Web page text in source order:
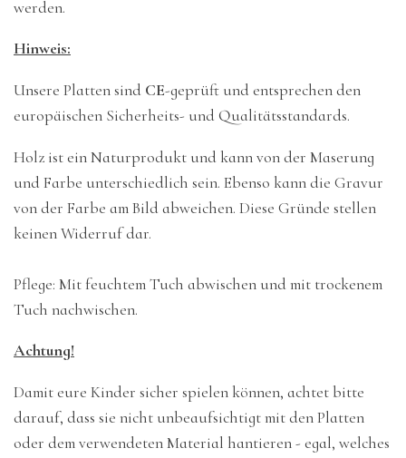
werden.
Hinweis:
Unsere Platten sind CE-geprüft und entsprechen den
europäischen Sicherheits- und Qualitätsstandards.
Holz ist ein Naturprodukt und kann von der Maserung
und Farbe unterschiedlich sein. Ebenso kann die Gravur
von der Farbe am Bild abweichen. Diese Gründe stellen
keinen Widerruf dar.
Pflege: Mit feuchtem Tuch abwischen und mit trockenem
Tuch nachwischen.
Achtung!
Damit eure Kinder sicher spielen können, achtet bitte
darauf, dass sie nicht unbeaufsichtigt mit den Platten
oder dem verwendeten Material hantieren - egal, welches